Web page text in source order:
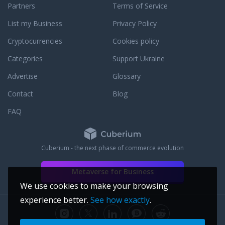
просто
но такого нет
Наши
Для тех, кто
свою жизнь!
Partners
List my Business
Cryptocurrencies
Categories
Terms of Service
Privacy Policy
Cookies policy
Support Ukraine
Advertise
Glossary
Contact
Blog
FAQ
Cuberium - the next phase of commerce evolution
Metaverse for Business
We use cookies to make your browsing
experience better. See how exactly.